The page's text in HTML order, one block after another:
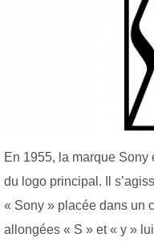
En 1955, la marque Sony
du logo principal. Il
« Sony » placée dans un
allongées « S » et « y »